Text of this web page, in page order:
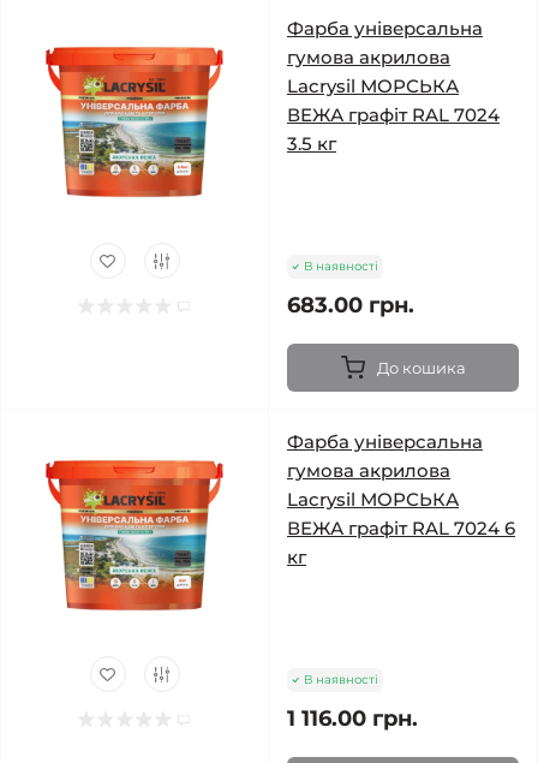
Фарба універсальна
гумова акрилова
Lacrysil МОРСЬКА
ВЕЖА графіт RAL 7024
3.5 кг
В наявності
683.00 грн.
До кошика
Фарба універсальна
гумова акрилова
Lacrysil МОРСЬКА
ВЕЖА графіт RAL 7024 6
кг
В наявності
1 116.00 грн.